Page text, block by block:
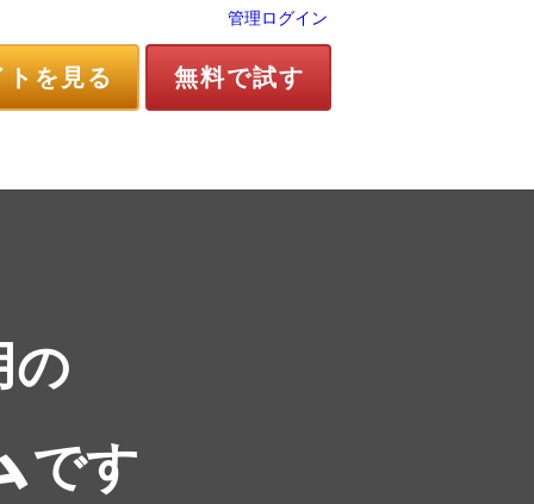
管理ログイン
を見る 無料で試す
の
です